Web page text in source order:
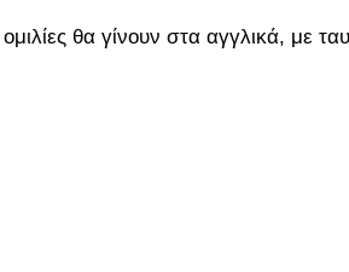
θα γίνουν στα αγγλικά, με